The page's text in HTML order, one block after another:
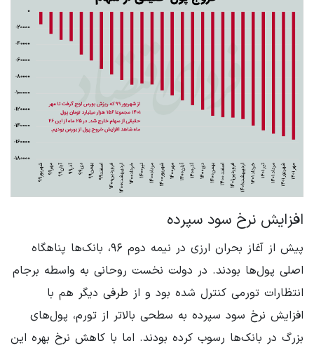
افزایش نرخ سود سپرده
پیش از آغاز بحران ارزی در نیمه دوم ۹۶، بانک‌ها پناهگاه
اصلی پول‌ها بودند. در دولت نخست روحانی به واسطه برجام
انتظارات تورمی کنترل شده بود و از طرفی دیگر هم با
افزایش نرخ سود سپرده به سطحی بالاتر از تورم، پول‌های
بزرگ در بانک‌ها رسوب کرده بودند. اما با کاهش نرخ بهره این